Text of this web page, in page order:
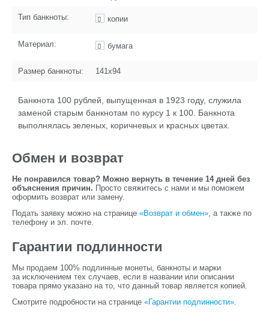
Тип банкноты: копии
Материал: бумага
Размер банкноты: 141х94
Банкнота 100 рублей, выпущенная в 1923 году, служила
заменой старым банкнотам по курсу 1 к 100. Банкнота
выполнялась зеленых, коричневых и красных цветах.
Обмен и возврат
Не понравился товар? Можно вернуть в течение 14 дней без
объяснения причин. Просто свяжитесь с нами и мы поможем
оформить возврат или замену.
Подать заявку можно на странице «Возврат и обмен», а также по
телефону и эл. почте.
Гарантии подлинности
Мы продаем 100% подлинные монеты, банкноты и марки
за исключением тех случаев, если в названии или описании
товара прямо указано на то, что данный товар является копией.
Смотрите подробности на странице «Гарантии подлинности».